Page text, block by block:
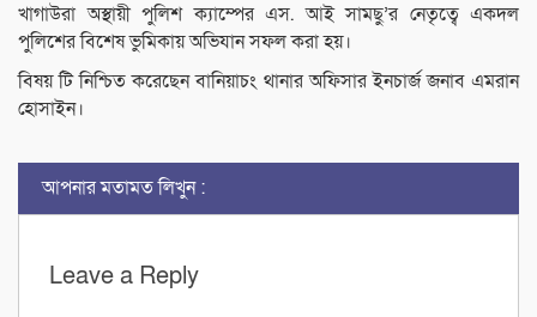
খাগাউরা অস্থায়ী পুলিশ ক্যাম্পের এস. আই সামছু’র নেতৃত্বে একদল
পুলিশের বিশেষ ভুমিকায় অভিযান সফল করা হয়।
বিষয় টি নিশ্চিত করেছেন বানিয়াচং থানার অফিসার ইনচার্জ জনাব এমরান
হোসাইন।
আপনার মতামত লিখুন :
Leave a Reply